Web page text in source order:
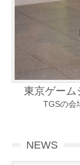
東京ゲーム
TGSの会
NEWS